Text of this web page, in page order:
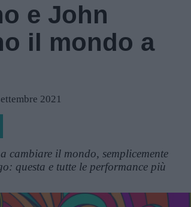
e John
il mondo a
2021
cambiare il mondo, semplicemente
questa e tutte le performance più